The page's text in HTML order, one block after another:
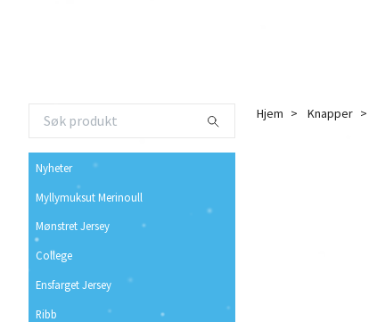
Nyheter
Myllymuksut Merinoull
Mønstret Jersey
College
Ensfarget Jersey
Ribb
Hjem Knapper